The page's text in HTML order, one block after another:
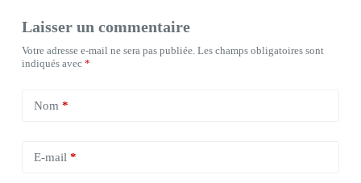
Laisser un commentaire
Votre adresse e-mail ne sera pas publiée. Les champs obligatoires sont
indiqués avec *
Nom *
E-mail *